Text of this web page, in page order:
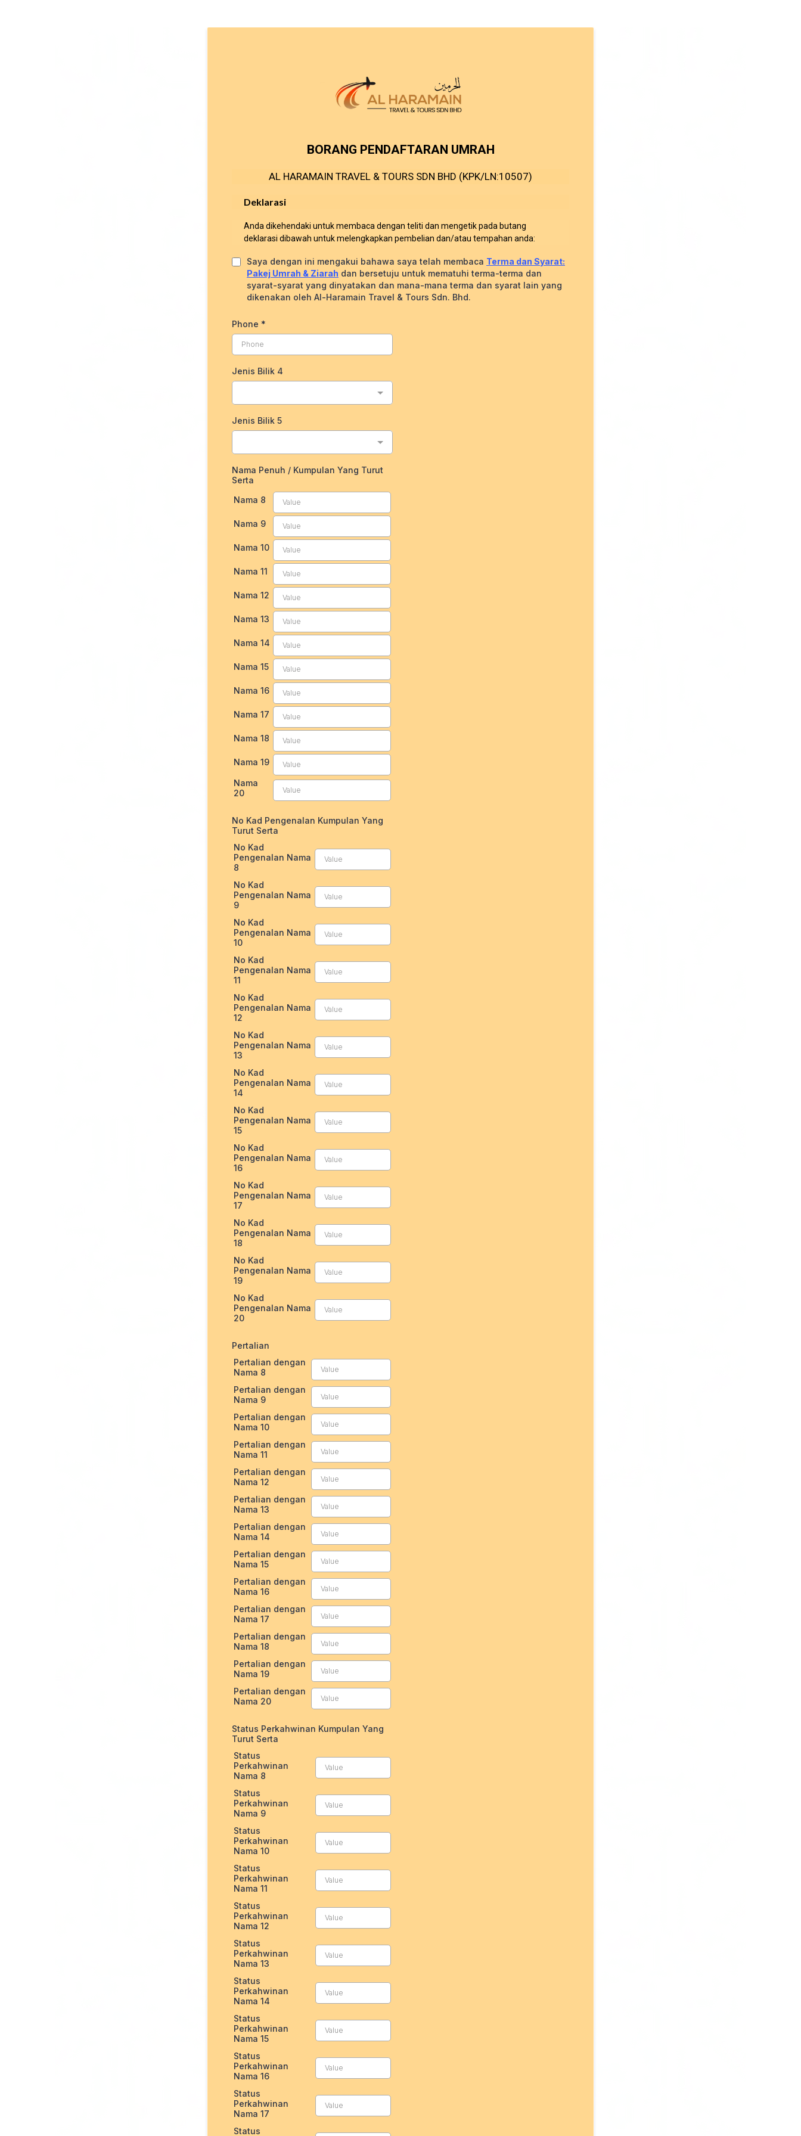
BORANG PENDAFTARAN UMRAH
AL HARAMAIN TRAVEL & TOURS SDN BHD (KPK/LN:10507)
Deklarasi
Anda dikehendaki untuk membaca dengan teliti dan mengetik pada butang
deklarasi dibawah untuk melengkapkan pembelian dan/atau tempahan anda:
Saya dengan ini mengakui bahawa saya telah membaca Terma dan Syarat:
Pakej Umrah & Ziarah dan bersetuju untuk mematuhi terma-terma dan
syarat-syarat yang dinyatakan dan mana-mana terma dan syarat lain yang
dikenakan oleh Al-Haramain Travel & Tours Sdn. Bhd.
Phone *
Jenis Bilik 4
Jenis Bilik 5
Nama Penuh / Kumpulan Yang Turut
Serta
Nama 8
Nama 9
Nama 10
Nama 11
Nama 12
Nama 13
Nama 14
Nama 15
Nama 16
Nama 17
Nama 18
Nama 19
Nama
20
No Kad Pengenalan Kumpulan Yang
Turut Serta
No Kad
Pengenalan Nama
8
No Kad
Pengenalan Nama
9
No Kad
Pengenalan Nama
10
No Kad
Pengenalan Nama
11
No Kad
Pengenalan Nama
12
No Kad
Pengenalan Nama
13
No Kad
Pengenalan Nama
14
No Kad
Pengenalan Nama
15
No Kad
Pengenalan Nama
16
No Kad
Pengenalan Nama
17
No Kad
Pengenalan Nama
18
No Kad
Pengenalan Nama
19
No Kad
Pengenalan Nama
20
Pertalian
Pertalian dengan
Nama 8
Pertalian dengan
Nama 9
Pertalian dengan
Nama 10
Pertalian dengan
Nama 11
Pertalian dengan
Nama 12
Pertalian dengan
Nama 13
Pertalian dengan
Nama 14
Pertalian dengan
Nama 15
Pertalian dengan
Nama 16
Pertalian dengan
Nama 17
Pertalian dengan
Nama 18
Pertalian dengan
Nama 19
Pertalian dengan
Nama 20
Status Perkahwinan Kumpulan Yang
Turut Serta
Status
Perkahwinan
Nama 8
Status
Perkahwinan
Nama 9
Status
Perkahwinan
Nama 10
Status
Perkahwinan
Nama 11
Status
Perkahwinan
Nama 12
Status
Perkahwinan
Nama 13
Status
Perkahwinan
Nama 14
Status
Perkahwinan
Nama 15
Status
Perkahwinan
Nama 16
Status
Perkahwinan
Nama 17
Status